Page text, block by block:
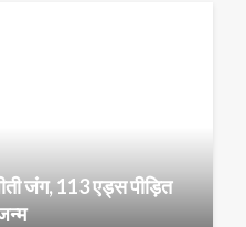
जंग, 113 एड्स पीड़ित